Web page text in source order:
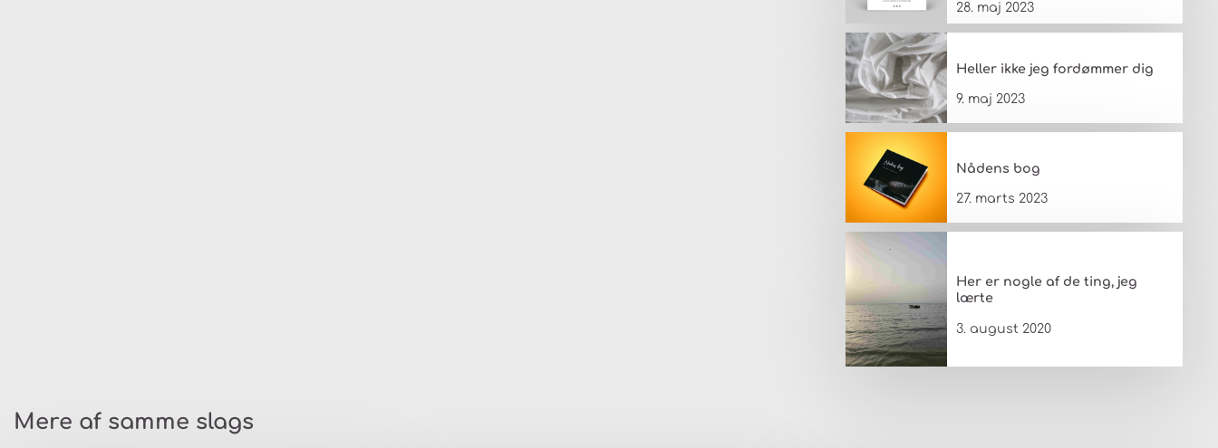
28. maj 2023
Heller ikke jeg fordømmer dig
9. maj 2023
Nådens bog
27. marts 2023
Her er nogle af de ting, jeg
lærte
3. august 2020
Mere af samme slags